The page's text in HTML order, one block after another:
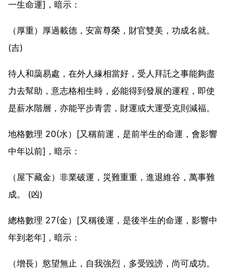
一生命運]，暗示：
（厚重）厚過載德，安富尊榮，財官雙美，功成名就。
(吉)
待人和藹易處，在外人緣相當好，受人拜託之事能夠盡
力去幫助，意志格相生時，必能得到發展的運程，即使
是薪水階層，亦能平步青雲，財運或大運受克則減福。
地格數理 20(水）[又稱前運，是前半生的命運，會影響
中年以前]，暗示：
（屋下藏金）非業破運，災難重重，進退維谷，萬事難
成。 (凶)
總格數理 27(金）[又稱後運，是後半生的命運，影響中
年到老年]，暗示：
（增長）慾望無止，自我強烈，多受毀謗，尚可成功。